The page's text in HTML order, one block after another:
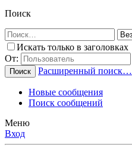
Поиск
Искать только в заголовках
От:
Поиск Расширенный поиск…
Новые сообщения
Поиск сообщений
Меню
Вход